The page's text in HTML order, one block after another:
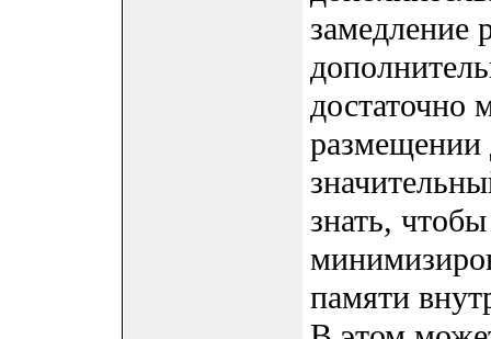
замедление
размещении
знать,
памяти